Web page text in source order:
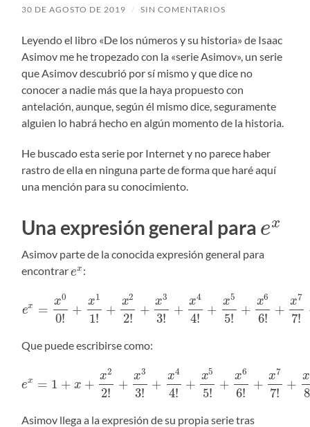
30 DE AGOSTO DE 2019 / SIN COMENTARIOS
Leyendo el libro «De los números y su historia» de Isaac
Asimov me he tropezado con la «serie Asimov», un serie
que Asimov descubrió por sí mismo y que dice no
conocer a nadie más que la haya propuesto con
antelación, aunque, según él mismo dice, seguramente
alguien lo habrá hecho en algún momento de la historia.
He buscado esta serie por Internet y no parece haber
rastro de ella en ninguna parte de forma que haré aquí
una mención para su conocimiento.
Una expresión general para ex
Asimov parte de la conocida expresión general para
encontrarex :
ex =
x0
0!
+
x1
1!
+
x2
2!
+
x3
3!
+
x4
4!
+
x5
5!
+
x6
6!
+
x7
7!
Que puede escribirse como:
ex = 1 + x +
x2
2!
+
x3
3!
+
x4
4!
+
x5
5!
+
x6
6!
+
x7
7!
+
x
8
Asimov llega a la expresión de su propia serie tras